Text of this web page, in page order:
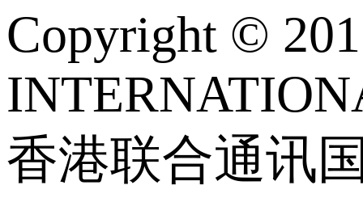
Copyright ©
香港联合通讯